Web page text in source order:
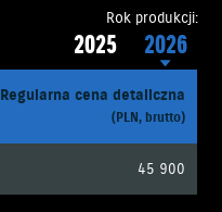
Rok produkcji:
2025 2026
Regularna cena detaliczna
(PLN, brutto)
45 900